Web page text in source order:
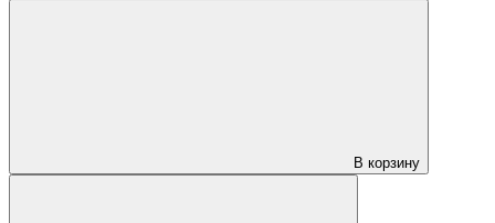
В корзину